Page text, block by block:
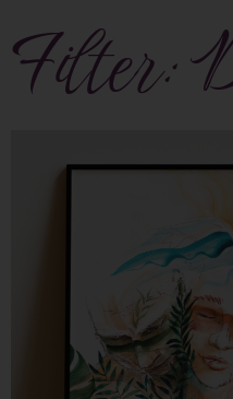
Filter: